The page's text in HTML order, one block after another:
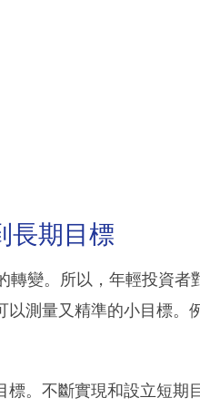
長期目標
變。所以，年輕投資者
測量又精準的小目標。
。不斷實現和設立短期